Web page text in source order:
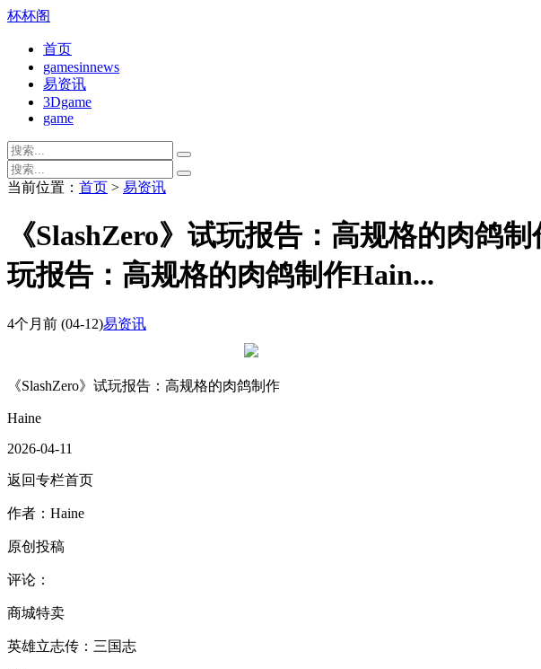
杯杯阁
首页
gamesinnews
易资讯
3Dgame
game
当前位置： 首页 > 易资讯
《SlashZero》试玩报告：高规格的肉鸽
玩报告：高规格的肉鸽制作Hain...
4个月前 (04-12)易资讯
《SlashZero》试玩报告：高规格的肉鸽制作
Haine
2026-04-11
返回专栏首页
作者：Haine
原创投稿
评论：
商城特卖
英雄立志传：三国志